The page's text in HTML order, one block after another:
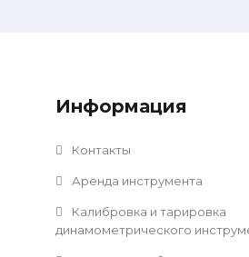
Информация
Контакты
Аренда инструмента
Калибровка и тарировка
динамометрического